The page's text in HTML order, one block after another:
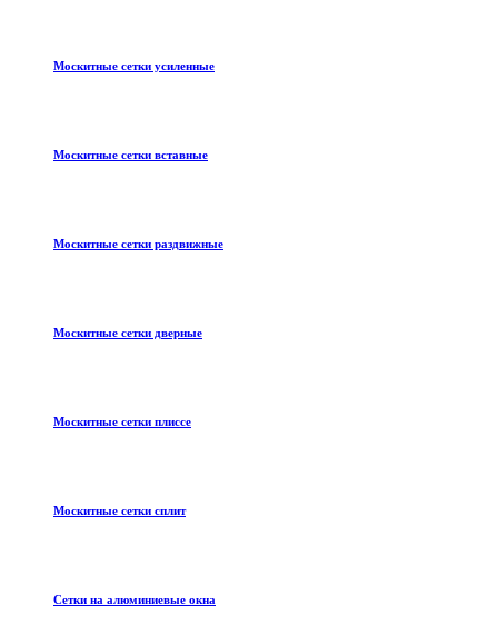
Москитные сетки усиленные
Москитные сетки вставные
Москитные сетки раздвижные
Москитные сетки дверные
Москитные сетки плиссе
Москитные сетки сплит
Сетки на алюминиевые окна